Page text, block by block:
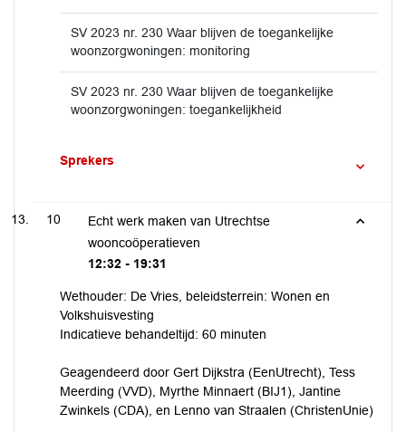
SV 2023 nr. 230 Waar blijven de toegankelijke
woonzorgwoningen: monitoring
SV 2023 nr. 230 Waar blijven de toegankelijke
woonzorgwoningen: toegankelijkheid
Sprekers
10
Echt werk maken van Utrechtse
wooncoöperatieven
12:32 - 19:31
Wethouder: De Vries, beleidsterrein: Wonen en
Volkshuisvesting
Indicatieve behandeltijd: 60 minuten
Geagendeerd door Gert Dijkstra (EenUtrecht), Tess
Meerding (VVD), Myrthe Minnaert (BIJ1), Jantine
Zwinkels (CDA), en Lenno van Straalen (ChristenUnie)